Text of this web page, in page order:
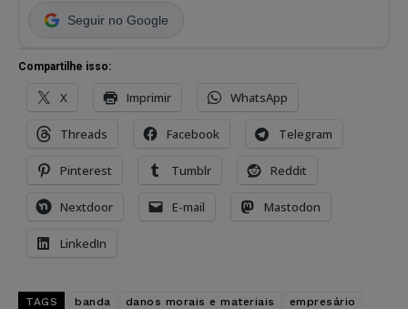
Seguir no Google
Compartilhe isso:
X Imprimir WhatsApp
Threads Facebook Telegram
Pinterest Tumblr Reddit
Nextdoor E-mail Mastodon
LinkedIn
TAGS banda danos morais e materiais
empresário